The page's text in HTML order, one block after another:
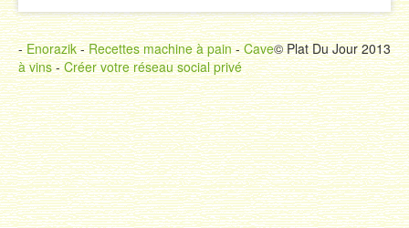
© Plat Du Jour 2013
-Enorazik-Recettes machine à pain-Cave
à vins-Créer votre réseau social privé